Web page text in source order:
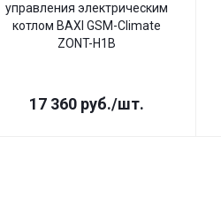
управления электрическим
котлом BAXI GSM-Climate
ZONT-H1B
17 360руб./шт.